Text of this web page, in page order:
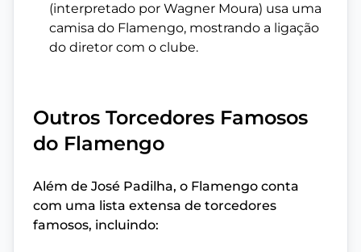
(interpretado por Wagner Moura) usa uma
camisa do Flamengo, mostrando a ligação
do diretor com o clube.
Outros Torcedores Famosos
do Flamengo
Além de José Padilha, o Flamengo conta
com uma lista extensa de torcedores
famosos, incluindo: